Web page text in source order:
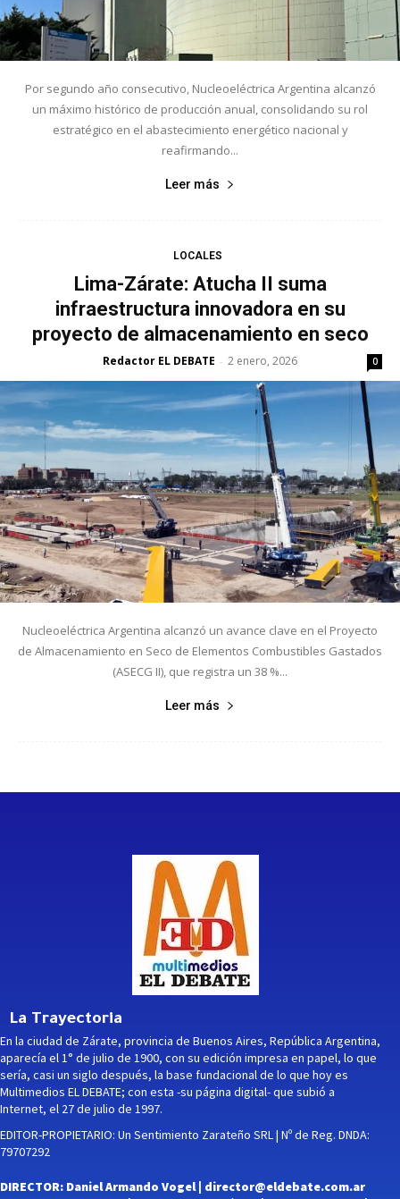
Por segundo año consecutivo, Nucleoeléctrica Argentina alcanzó
un máximo histórico de producción anual, consolidando su rol
estratégico en el abastecimiento energético nacional y
reafirmando...
Leer más
LOCALES
Lima-Zárate: Atucha II suma
infraestructura innovadora en su
proyecto de almacenamiento en seco
Redactor EL DEBATE - 2 enero, 2026 0
Nucleoeléctrica Argentina alcanzó un avance clave en el Proyecto
de Almacenamiento en Seco de Elementos Combustibles Gastados
(ASECG II), que registra un 38 %...
Leer más
La Trayectoria
En la ciudad de Zárate, provincia de Buenos Aires, República Argentina,
aparecía el 1° de julio de 1900, con su edición impresa en papel, lo que
sería, casi un siglo después, la base fundacional de lo que hoy es
Multimedios EL DEBATE; con esta -su página digital- que subió a
Internet, el 27 de julio de 1997.
EDITOR-PROPIETARIO: Un Sentimiento Zarateño SRL | Nº de Reg. DNDA:
79707292
DIRECTOR: Daniel Armando Vogel | director@eldebate.com.ar